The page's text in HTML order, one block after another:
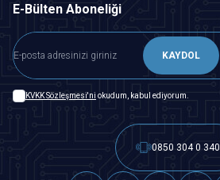
E-Bülten Aboneliği
KAYDOL
KVKK Sözleşmesi'ni okudum, kabul ediyorum.
0850 304 0 340